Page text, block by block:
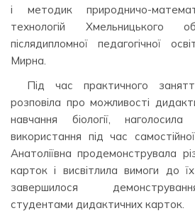
і методик природничо-
технологій Хмельницького
післядипломної педагогічної
Мирна.
Під час практичного
розповіла про можливості
навчання біології,
використання під час
Анатоліївна продемонструвала
карток і висвітлила вимоги до
завершилося
студентами дидактичних карток.